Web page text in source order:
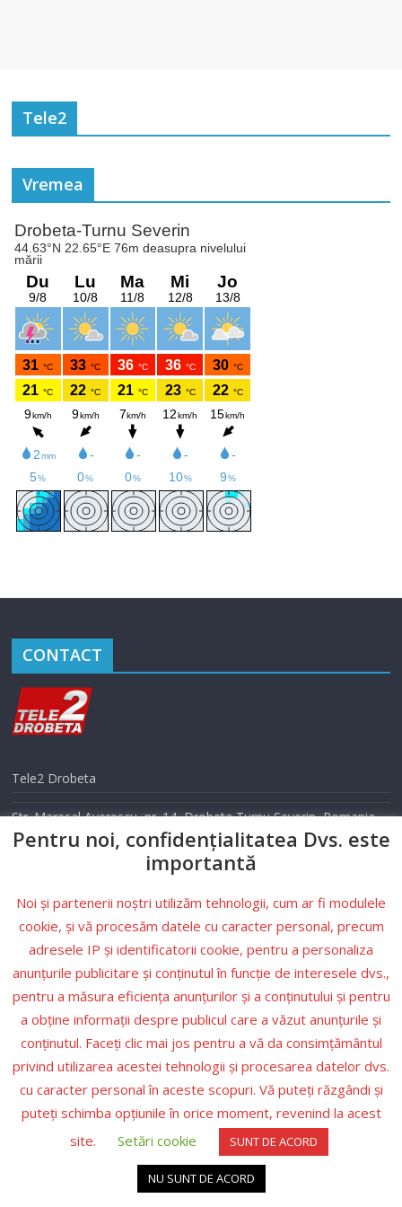
Tele2
Vremea
CONTACT
Tele2 Drobeta
Str. Maresal Averescu, nr. 14, Drobeta Turnu Severin, Romania
Telefon: 0352 405 500
Email: info@tele2drobeta.ro
Website: tele2drobeta.ro
Condiții
Politica de
confidențialitate
Legea nr.506/2004
Copyright © 2026. All rights reserved. Https://Turist-Info.ro
Pentru noi, confidențialitatea Dvs. este
importantă
Noi și partenerii noștri utilizăm tehnologii, cum ar fi modulele
cookie, și vă procesăm datele cu caracter personal, precum
adresele IP și identificatorii cookie, pentru a personaliza
anunțurile publicitare și conținutul în funcție de interesele dvs.,
pentru a măsura eficiența anunțurilor și a conținutului și pentru
a obține informații despre publicul care a văzut anunțurile și
conținutul. Faceți clic mai jos pentru a vă da consimțământul
privind utilizarea acestei tehnologii și procesarea datelor dvs.
cu caracter personal în aceste scopuri. Vă puteți răzgândi și
puteți schimba opțiunile în orice moment, revenind la acest
site.
Setări cookie SUNT DE ACORD
NU SUNT DE ACORD